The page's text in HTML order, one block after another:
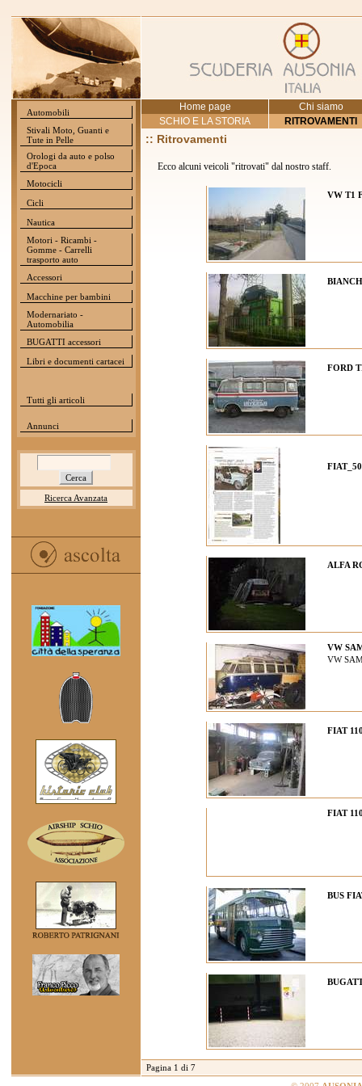
Automobili
Stivali Moto, Guanti e
Tute in Pelle
Orologi da auto e polso
d'Epoca
Motocicli
Cicli
Nautica
Motori - Ricambi -
Gomme - Carrelli
trasporto auto
Accessori
Macchine per bambini
Modernariato -
Automobilia
BUGATTI accessori
Libri e documenti cartacei
Tutti gli articoli
Annunci
Ricerca Avanzata
Home page
Chi siamo
SCHIO E LA STORIA
RITROVAMENTI
:: Ritrovamenti
Ecco alcuni veicoli "ritrovati" dal nostro staff.
VW T1
FORD
ALFA
VW
VW
FIAT
FIAT
BUS
Pagina 1 di 7